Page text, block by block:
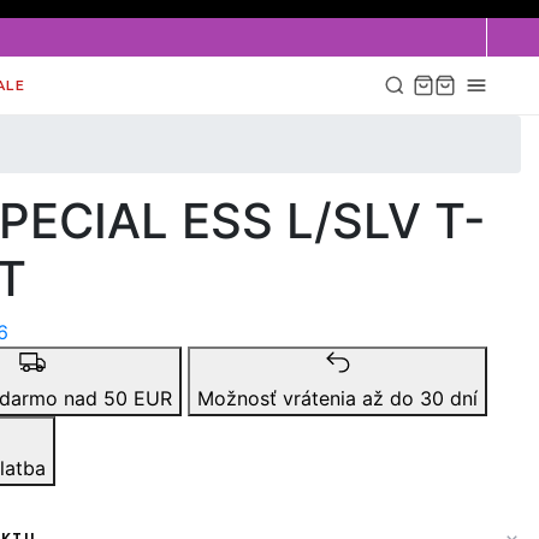
ESS L/SLV T-
nad 50 EUR Možnosť vrátenia až do 30 dní